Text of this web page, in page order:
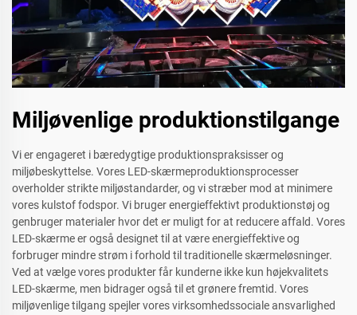
Miljøvenlige produktionstilgange
Vi er engageret i bæredygtige produktionspraksisser og
miljøbeskyttelse. Vores LED-skærmeproduktionsprocesser
overholder strikte miljøstandarder, og vi stræber mod at minimere
vores kulstof fodspor. Vi bruger energieffektivt produktionstøj og
genbruger materialer hvor det er muligt for at reducere affald. Vores
LED-skærme er også designet til at være energieffektive og
forbruger mindre strøm i forhold til traditionelle skærmeløsninger.
Ved at vælge vores produkter får kunderne ikke kun højekvalitets
LED-skærme, men bidrager også til et grønere fremtid. Vores
miljøvenlige tilgang spejler vores virksomhedssociale ansvarlighed